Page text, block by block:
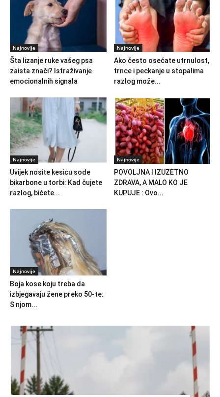
Najnovije
Šta lizanje ruke vašeg psa
zaista znači? Istraživanje
emocionalnih signala
Najnovije
Ako često osećate utrnulost,
trnce i peckanje u stopalima
razlog može...
Najnovije
Uvijek nosite kesicu sode
bikarbone u torbi: Kad čujete
razlog, bićete...
Najnovije
POVOLJNA I IZUZETNO
ZDRAVA, A MALO KO JE
KUPUJE : Ovo...
Najnovije
Boja kose koju treba da
izbjegavaju žene preko 50-te:
S njom...